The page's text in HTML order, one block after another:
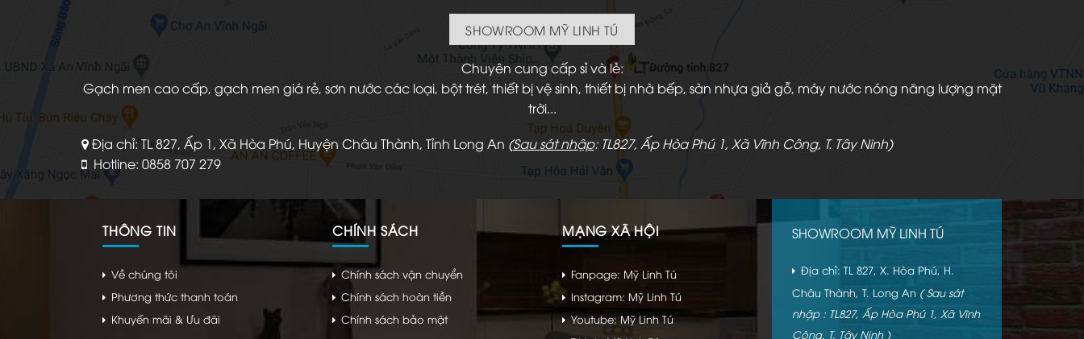
SHOWROOM MỸ LINH TÚ
Chuyên cung cấp sỉ và lẻ:
Gạch men cao cấp, gạch men giá rẻ, sơn nước các loại, bột trét, thiết bị vệ sinh, thiết bị nhà bếp, sàn nhựa giả gỗ, máy nước nóng năng lượng mặt
trời...
Địa chỉ: TL 827, Ấp 1, Xã Hòa Phú, Huyện Châu Thành, Tỉnh Long An (Sau sát nhập: TL827, Ấp Hòa Phú 1, Xã Vĩnh Công, T. Tây Ninh)
Hotline: 0858 707 279
THÔNG TIN
Về chúng tôi
Phương thức thanh toán
Khuyến mãi & Ưu đãi
CHÍNH SÁCH
Chính sách vận chuyển
Chính sách hoàn tiền
Chính sách bảo mật
MẠNG XÃ HỘI
Fanpage: Mỹ Linh Tú
Instagram: Mỹ Linh Tú
Youtube: Mỹ Linh Tú
SHOWROOM MỸ LINH TÚ
Địa chỉ: TL 827, X. Hòa Phú, H.
Châu Thành, T. Long An ( Sau sát
nhập : TL827, Ấp Hòa Phú 1, Xã Vĩnh
Công, T. Tây Ninh )